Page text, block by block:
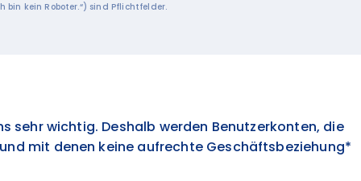
bin kein Roboter.“) sind Pflichtfelder.
sehr wichtig. Deshalb werden Benutzerkonten, die
mit denen keine aufrechte Geschäftsbeziehung*